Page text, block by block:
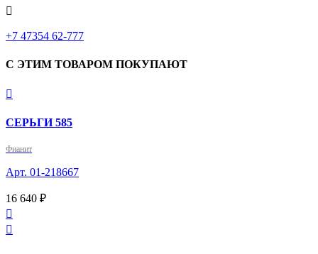

‎+7 47354 62-777
С ЭТИМ ТОВАРОМ ПОКУПАЮТ

СЕРЬГИ 585
Фианит
Арт. 01-218667
16 640 ₽

